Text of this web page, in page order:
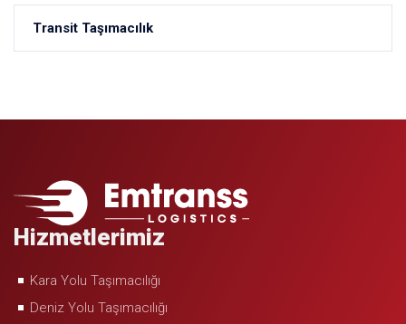
Transit Taşımacılık
Hizmetlerimiz
Kara Yolu Taşımacılığı
Deniz Yolu Taşımacılığı